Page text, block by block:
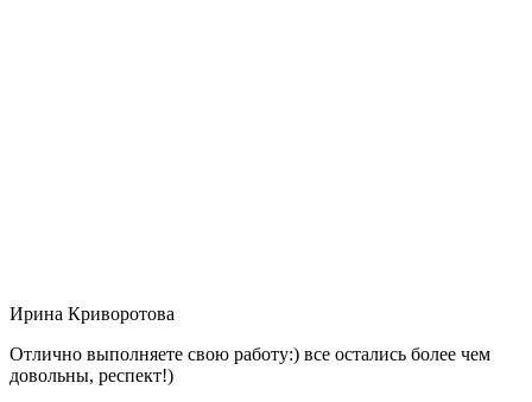
Ирина Криворотова
Отлично выполняете свою работу:) все остались более чем
довольны, респект!)